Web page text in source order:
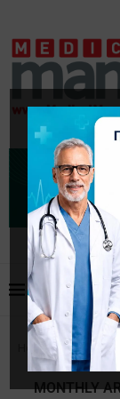
Home
MONTHLY